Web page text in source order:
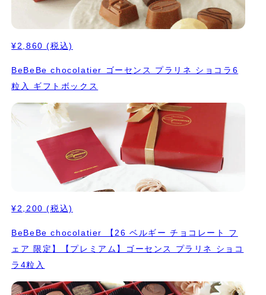
¥2,860 (税込)
BeBeBe chocolatier ゴーセンス プラリネ ショコラ6
粒入 ギフトボックス
¥2,200 (税込)
BeBeBe chocolatier 【26 ベルギー チョコレート フ
ェア 限定】【プレミアム】ゴーセンス プラリネ ショコ
ラ4粒入